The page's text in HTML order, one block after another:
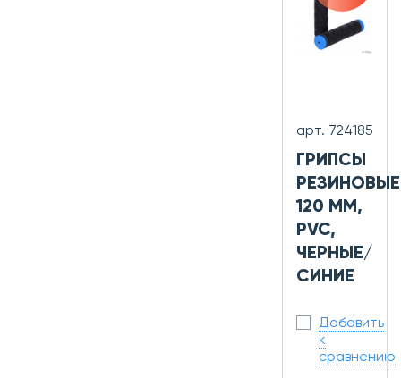
арт. 724185
ГРИПСЫ
РЕЗИНОВЫЕ
120 ММ,
PVC,
ЧЕРНЫЕ/
СИНИЕ
Добавить
к
сравнению